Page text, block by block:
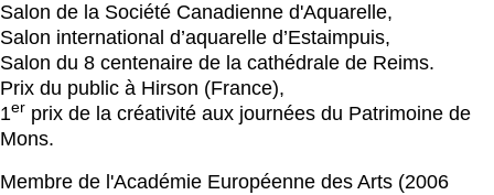
Salon de la Société Canadienne d'Aquarelle,
Salon international d’aquarelle d’Estaimpuis,
Salon du 8 centenaire de la cathédrale de Reims.
Prix du public à Hirson (France),
1er prix de la créativité aux journées du Patrimoine de
Mons.
Membre de l'Académie Européenne des Arts (2006